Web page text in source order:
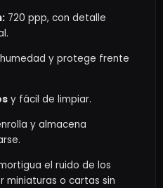
720 ppp, con detalle
y protege frente
y fácil de limpiar.
y almacena
el ruido de los
miniaturas o cartas sin